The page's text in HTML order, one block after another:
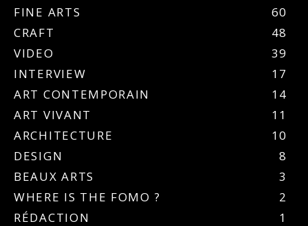
FINE ARTS
60
CRAFT
48
VIDEO
39
INTERVIEW
17
ART CONTEMPORAIN
14
ART VIVANT
11
ARCHITECTURE
10
DESIGN
8
BEAUX ARTS
3
WHERE IS THE FOMO ?
2
RÉDACTION
1